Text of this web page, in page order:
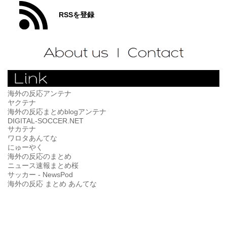
RSSを登録
海外の反応アンテナ
ヤクテナ
海外の反応まとめblogアンテナ
DIGITAL-SOCCER.NET
サカテナ
ワロタあんてな
にゅーやく
海外の反応のまとめ
ニュース速報まとめ桜
サッカー - NewsPod
海外の反応 まとめ あんてな